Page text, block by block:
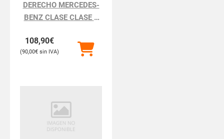
DERECHO MERCEDES-
BENZ CLASE CLASE S
108,90€
90,00€